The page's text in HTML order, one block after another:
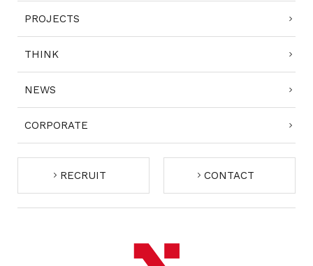
PROJECTS
THINK
NEWS
CORPORATE
RECRUIT CONTACT